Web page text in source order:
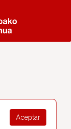
Aceptar